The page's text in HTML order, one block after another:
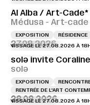
Al Alba / Art-Cade*
Médusa - Art-cade
EXPOSITION RÉSIDENCE
27.08.2026
LE 27.08.2026 À 18H
solə invite
solə
EXPOSITION
RENTRÉE DE L'ART
28.08.2026
LE 27.08.2026 À 18H